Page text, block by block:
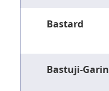
Bastard
Bastuji-Garin